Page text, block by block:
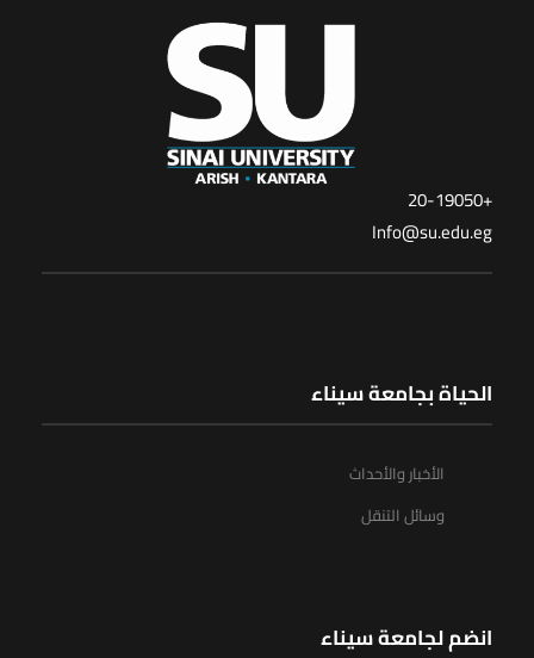
+20-19050
Info@su.edu.eg
الحياة بجامعة سيناء
الأخبار والأحداث
وسائل التنقل
انضم لجامعة سيناء